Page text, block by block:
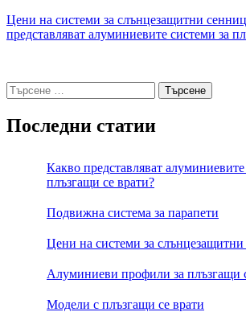
Цени на системи за слънцезащитни
представляват алуминиевите системи за
Търсене
за:
Последни статии
Какво представляват алуминиевите
плъзгащи се врати?
Подвижна система за парапети
Цени на системи за
Алуминиеви профили за плъзгащи
Модели с плъзгащи се врати